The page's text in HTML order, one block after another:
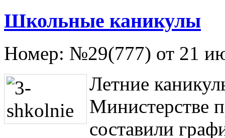
Школьные каникулы
Номер: №29(777) от 21
Летние
Министерстве
составили